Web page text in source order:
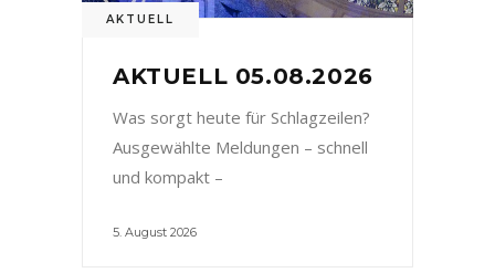
AKTUELL
AKTUELL 05.08.2026
Was sorgt heute für Schlagzeilen?
Ausgewählte Meldungen – schnell
und kompakt –
5. August 2026